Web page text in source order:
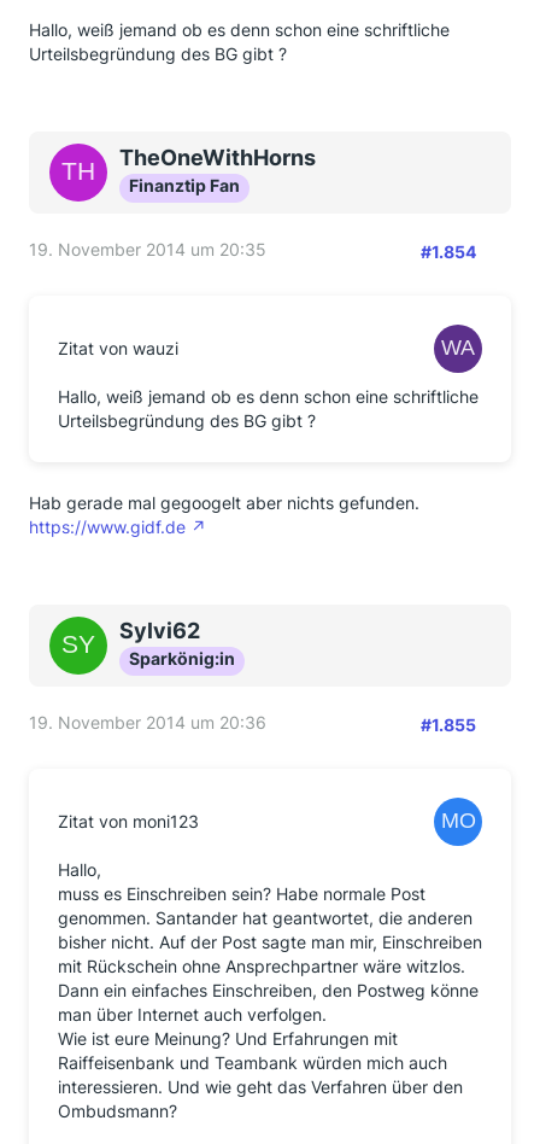
Hallo, weiß jemand ob es denn schon eine schriftliche
Urteilsbegründung des BG gibt ?
TheOneWithHorns
Finanztip Fan
19. November 2014 um 20:35 #1.854
Zitat von wauzi
Hallo, weiß jemand ob es denn schon eine schriftliche
Urteilsbegründung des BG gibt ?
Hab gerade mal gegoogelt aber nichts gefunden.
https://www.gidf.de
Sylvi62
Sparkönig:in
19. November 2014 um 20:36 #1.855
Zitat von moni123
Hallo,
muss es Einschreiben sein? Habe normale Post
genommen. Santander hat geantwortet, die anderen
bisher nicht. Auf der Post sagte man mir, Einschreiben
mit Rückschein ohne Ansprechpartner wäre witzlos.
Dann ein einfaches Einschreiben, den Postweg könne
man über Internet auch verfolgen.
Wie ist eure Meinung? Und Erfahrungen mit
Raiffeisenbank und Teambank würden mich auch
interessieren. Und wie geht das Verfahren über den
Ombudsmann?